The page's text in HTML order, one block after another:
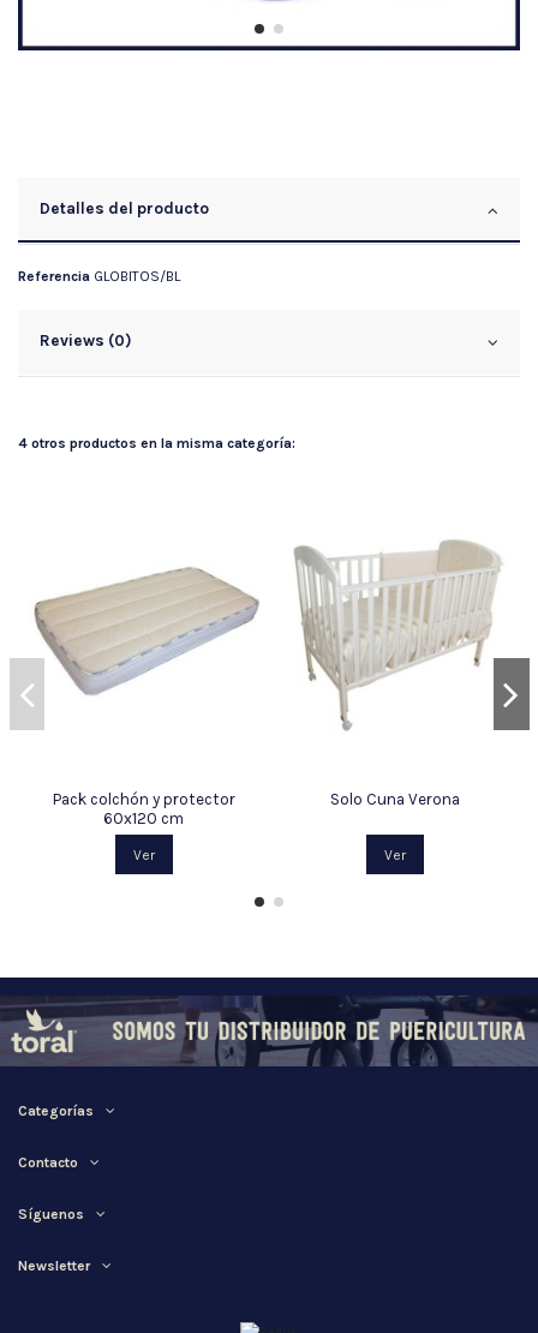
Detalles del producto
Referencia GLOBITOS/BL
Reviews (0)
4 otros productos en la misma categoría:
Pack colchón y protector
60x120 cm
Ver
Solo Cuna Verona
Ver
Categorías
Contacto
Síguenos
Newsletter